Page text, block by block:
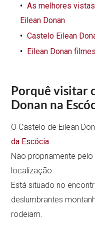
As melhores
Eilean Donan
Castelo Eilean
Eilean Donan
Porquê visitar
Donan na
O Castelo de Eilean
da Escócia
Não propriamente
localização.
Está situado no
deslumbrantes
rodeiam.